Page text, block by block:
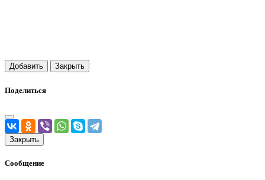
Добавить Закрыть
Поделиться
Закрыть
Сообщение